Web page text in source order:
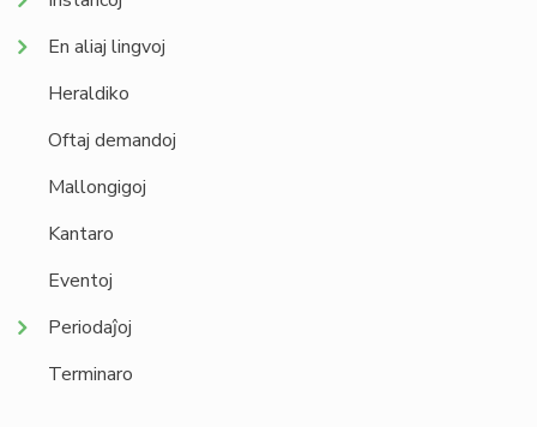
En aliaj lingvoj
Heraldiko
Oftaj demandoj
Mallongigoj
Kantaro
Eventoj
Periodaĵoj
Terminaro